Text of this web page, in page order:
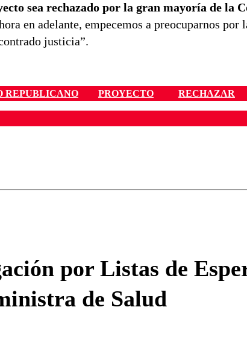
sea rechazado por la gran mayoría de la
en adelante, empecemos a preocuparnos por
justicia”.
REPUBLICANO PROYECTO RECHAZAR
por Listas de
de Salud